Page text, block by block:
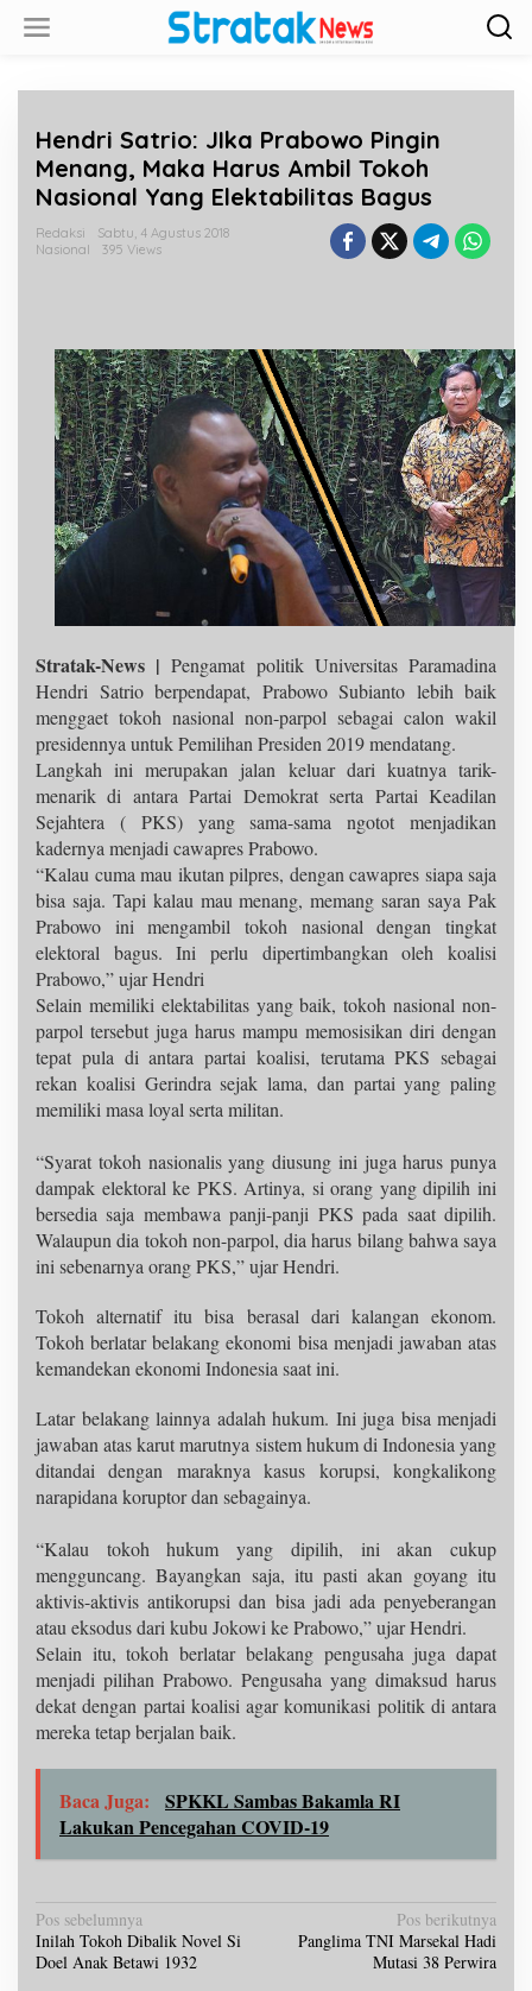
Hendri Satrio: JIka Prabowo Pingin
Menang, Maka Harus Ambil Tokoh
Nasional Yang Elektabilitas Bagus
Redaksi
Sabtu, 4 Agustus 2018
Nasional
395 Views
Stratak-News | Pengamat politik Universitas Paramadina
Hendri Satrio berpendapat, Prabowo Subianto lebih baik
menggaet tokoh nasional non-parpol sebagai calon wakil
presidennya untuk Pemilihan Presiden 2019 mendatang.
Langkah ini merupakan jalan keluar dari kuatnya tarik-
menarik di antara Partai Demokrat serta Partai Keadilan
Sejahtera ( PKS) yang sama-sama ngotot menjadikan
kadernya menjadi cawapres Prabowo.
“Kalau cuma mau ikutan pilpres, dengan cawapres siapa saja
bisa saja. Tapi kalau mau menang, memang saran saya Pak
Prabowo ini mengambil tokoh nasional dengan tingkat
elektoral bagus. Ini perlu dipertimbangkan oleh koalisi
Prabowo,” ujar Hendri
Selain memiliki elektabilitas yang baik, tokoh nasional non-
parpol tersebut juga harus mampu memosisikan diri dengan
tepat pula di antara partai koalisi, terutama PKS sebagai
rekan koalisi Gerindra sejak lama, dan partai yang paling
memiliki masa loyal serta militan.
“Syarat tokoh nasionalis yang diusung ini juga harus punya
dampak elektoral ke PKS. Artinya, si orang yang dipilih ini
bersedia saja membawa panji-panji PKS pada saat dipilih.
Walaupun dia tokoh non-parpol, dia harus bilang bahwa saya
ini sebenarnya orang PKS,” ujar Hendri.
Tokoh alternatif itu bisa berasal dari kalangan ekonom.
Tokoh berlatar belakang ekonomi bisa menjadi jawaban atas
kemandekan ekonomi Indonesia saat ini.
Latar belakang lainnya adalah hukum. Ini juga bisa menjadi
jawaban atas karut marutnya sistem hukum di Indonesia yang
ditandai dengan maraknya kasus korupsi, kongkalikong
narapidana koruptor dan sebagainya.
“Kalau tokoh hukum yang dipilih, ini akan cukup
mengguncang. Bayangkan saja, itu pasti akan goyang itu
aktivis-aktivis antikorupsi dan bisa jadi ada penyeberangan
atau eksodus dari kubu Jokowi ke Prabowo,” ujar Hendri.
Selain itu, tokoh berlatar belakang pengusaha juga dapat
menjadi pilihan Prabowo. Pengusaha yang dimaksud harus
dekat dengan partai koalisi agar komunikasi politik di antara
mereka tetap berjalan baik.
Baca Juga:
SPKKL Sambas Bakamla RI
Lakukan Pencegahan COVID-19
N
a
Pos sebelumnya
Inilah Tokoh Dibalik Novel Si
Doel Anak Betawi 1932
Pos berikutnya
Panglima TNI Marsekal Hadi
Mutasi 38 Perwira